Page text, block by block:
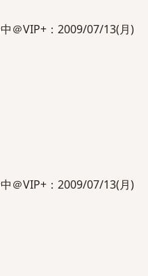
＠VIP+：2009/07/13(月)
＠VIP+：2009/07/13(月)